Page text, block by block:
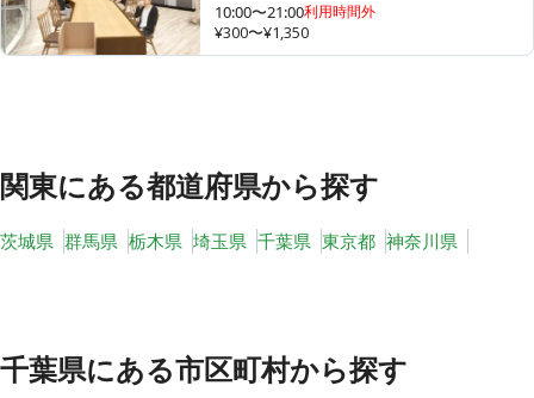
10:00〜21:00利用時間外
¥300〜¥1,350
関東にある都道府県から探す
茨城県 群馬県 栃木県 埼玉県 千葉県 東京都 神奈川県
千葉県にある市区町村から探す